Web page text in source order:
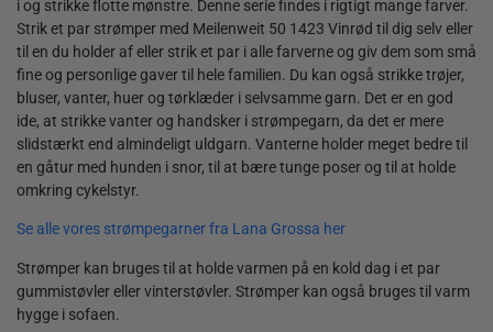
i og strikke flotte mønstre. Denne serie findes i rigtigt mange farver.
Strik et par strømper med Meilenweit 50 1423 Vinrød til dig selv eller
til en du holder af eller strik et par i alle farverne og giv dem som små
fine og personlige gaver til hele familien. Du kan også strikke trøjer,
bluser, vanter, huer og tørklæder i selvsamme garn. Det er en god
ide, at strikke vanter og handsker i strømpegarn, da det er mere
slidstærkt end almindeligt uldgarn. Vanterne holder meget bedre til
en gåtur med hunden i snor, til at bære tunge poser og til at holde
omkring cykelstyr.
Se alle vores strømpegarner fra Lana Grossa her
Strømper kan bruges til at holde varmen på en kold dag i et par
gummistøvler eller vinterstøvler. Strømper kan også bruges til varm
hygge i sofaen.